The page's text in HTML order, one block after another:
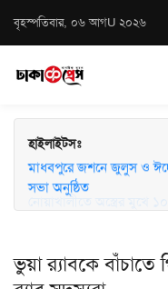
বৃহস্পতিবার, ০৬ আগU ২০২৬
হাইলাইটসঃ
মাধবপুরে জশনে জুলুস ও ঈদে
সভা অনুষ্ঠিত
ভুয়া র‍্যাবকে